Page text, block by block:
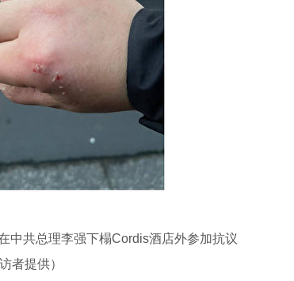
中共总理李强下榻Cordis酒店外参加抗议
者提供）